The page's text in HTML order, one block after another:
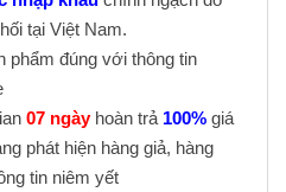
tại Việt Nam.
phẩm đúng với thông tin
07 ngàyhoàn trả 100% giá
phát hiện hàng giả, hàng
tin niêm yết